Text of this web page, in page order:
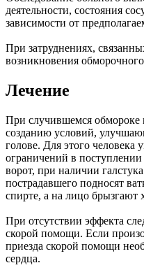
деятельности, состояния
зависимости от
При затруднениях,
возникновения
Лечение
При случившемся обмороке
созданию условий,
голове. Для этого
ограничений в поступлении
ворот, при наличии
пострадавшего подносят
спирте, а на лицо брызгают
При отсутствии эффекта
скорой помощи. Если
приезда скорой помощи
сердца.